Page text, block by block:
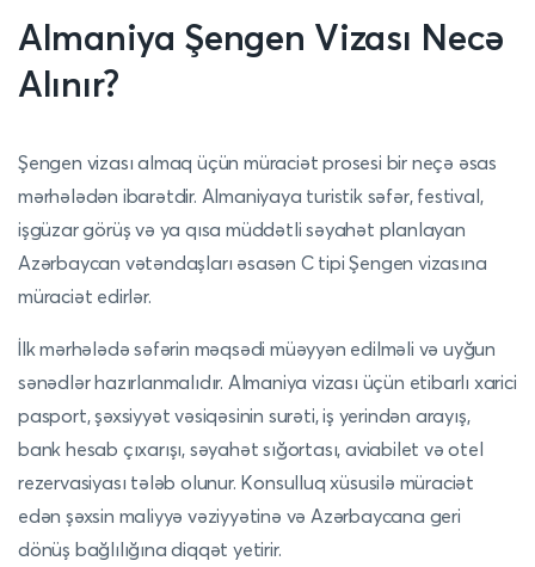
Almaniya Şengen Vizası Necə
Alınır?
Şengen vizası almaq üçün müraciət prosesi bir neçə əsas
mərhələdən ibarətdir. Almaniyaya turistik səfər, festival,
işgüzar görüş və ya qısa müddətli səyahət planlayan
Azərbaycan vətəndaşları əsasən C tipi Şengen vizasına
müraciət edirlər.
İlk mərhələdə səfərin məqsədi müəyyən edilməli və uyğun
sənədlər hazırlanmalıdır. Almaniya vizası üçün etibarlı xarici
pasport, şəxsiyyət vəsiqəsinin surəti, iş yerindən arayış,
bank hesab çıxarışı, səyahət sığortası, aviabilet və otel
rezervasiyası tələb olunur. Konsulluq xüsusilə müraciət
edən şəxsin maliyyə vəziyyətinə və Azərbaycana geri
dönüş bağlılığına diqqət yetirir.